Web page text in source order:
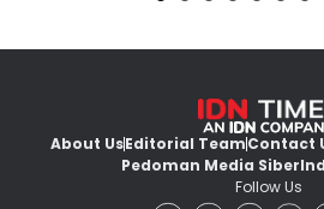
About UsEditorial TeamContact
Pedoman Media Siber
Follow Us